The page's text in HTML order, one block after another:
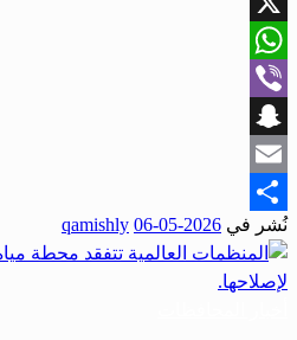
X
WhatsApp
Viber
Snapchat
Email
Share
نُشر في 2026-05-06
qamishly